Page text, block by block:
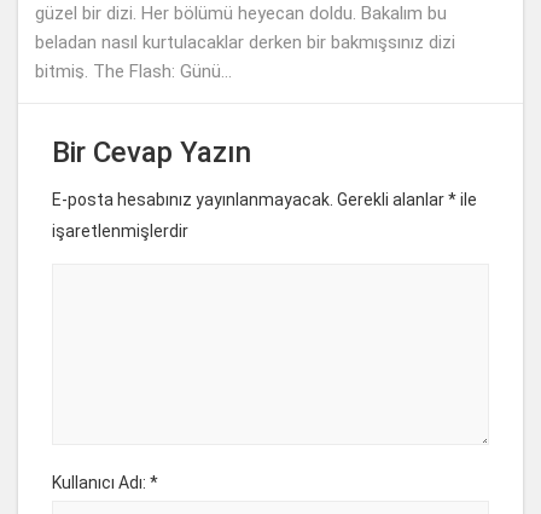
güzel bir dizi. Her bölümü heyecan doldu. Bakalım bu
beladan nasıl kurtulacaklar derken bir bakmışsınız dizi
bitmiş. The Flash: Günü...
Bir Cevap Yazın
E-posta hesabınız yayınlanmayacak. Gerekli alanlar*ile
işaretlenmişlerdir
Kullanıcı Adı: *